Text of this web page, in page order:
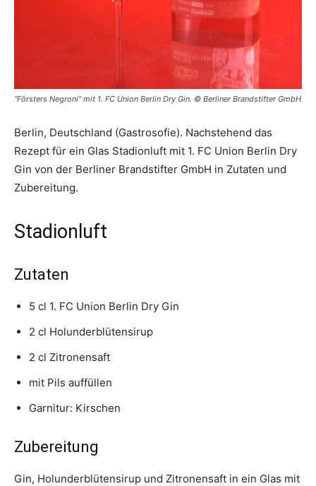
"Försters Negroni" mit 1. FC Union Berlin Dry Gin. © Berliner Brandstifter GmbH
Berlin, Deutschland (Gastrosofie). Nachstehend das
Rezept für ein Glas Stadionluft mit 1. FC Union Berlin Dry
Gin von der Berliner Brandstifter GmbH in Zutaten und
Zubereitung.
Stadionluft
Zutaten
5 cl 1. FC Union Berlin Dry Gin
2 cl Holunderblütensirup
2 cl Zitronensaft
mit Pils auffüllen
Garnitur: Kirschen
Zubereitung
Gin, Holunderblütensirup und Zitronensaft in ein Glas mit